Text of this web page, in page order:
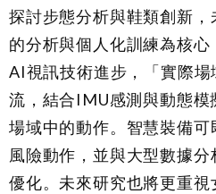
探討步態分析與鞋類創新
的分析與個人化訓練為核
AI視訊技術進步，「實際
流，結合IMU感測與動態模
場域中的動作。智慧裝備
風險動作，並與大型數據
優化。未來研究也將更重視